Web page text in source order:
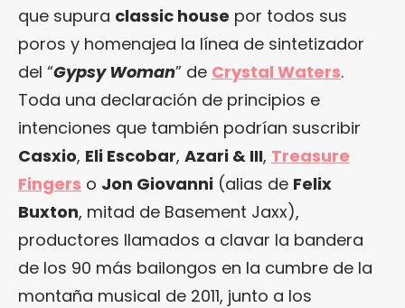
que supura classic house por todos sus
poros y homenajea la línea de sintetizador
del “Gypsy Woman” de Crystal Waters.
Toda una declaración de principios e
intenciones que también podrían suscribir
Casxio, Eli Escobar, Azari & III, Treasure
Fingers o Jon Giovanni (alias de Felix
Buxton, mitad de Basement Jaxx),
productores llamados a clavar la bandera
de los 90 más bailongos en la cumbre de la
montaña musical de 2011, junto a los